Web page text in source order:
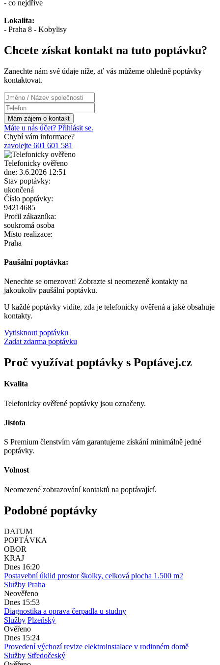
- co nejdříve
Lokalita:
- Praha 8 - Kobylisy
Chcete získat kontakt na tuto poptávku?
Zanechte nám své údaje níže, ať vás můžeme ohledně poptávky
kontaktovat.
Máte u nás účet? Přihlásit se.
Chybí vám informace?
zavolejte 601 601 581
Telefonicky ověřeno
dne: 3.6.2026 12:51
Stav poptávky:
ukončená
Číslo poptávky:
94214685
Profil zákazníka:
soukromá osoba
Místo realizace:
Praha
Paušální poptávka:
Nenechte se omezovat! Zobrazte si neomezeně kontakty na
jakoukoliv paušální poptávku.
U každé poptávky vidíte, zda je telefonicky ověřená a jaké obsahuje
kontakty.
Vytisknout poptávku
Zadat zdarma poptávku
Proč využívat poptávky s Poptávej.cz
Kvalita
Telefonicky ověřené poptávky jsou označeny.
Jistota
S Premium členstvím vám garantujeme získání minimálně jedné
poptávky.
Volnost
Neomezené zobrazování kontaktů na poptávající.
Podobné poptávky
DATUM
POPTÁVKA
OBOR
KRAJ
Dnes 16:20
Postavební úklid prostor školky, celková plocha 1.500 m2
Služby Praha
Neověřeno
Dnes 15:53
Diagnostika a oprava čerpadla u studny
Služby Plzeňský
Ověřeno
Dnes 15:24
Provedení výchozí revize elektroinstalace v rodinném domě
Služby Středočeský